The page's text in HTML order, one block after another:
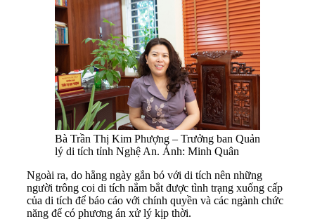
Bà Trần Thị Kim Phượng – Trưởng ban Quản
lý di tích tỉnh Nghệ An. Ảnh: Minh Quân
Ngoài ra, do hằng ngày gắn bó với di tích nên những
người trông coi di tích nắm bắt được tình trạng xuống cấp
của di tích để báo cáo với chính quyền và các ngành chức
năng để có phương án xử lý kịp thời.